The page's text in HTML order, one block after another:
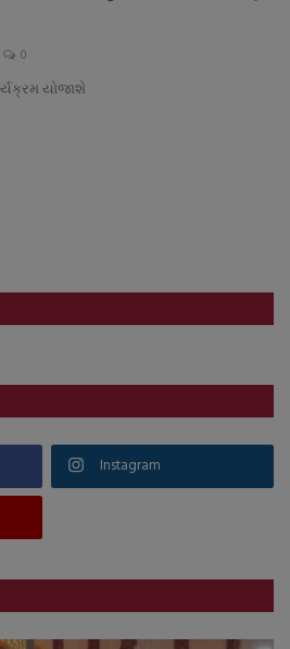
0
યોજાશે
Instagram